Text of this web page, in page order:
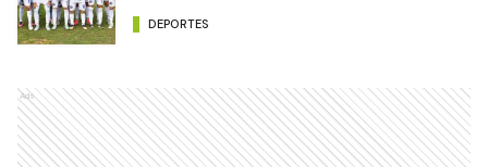
DEPORTES
Ads